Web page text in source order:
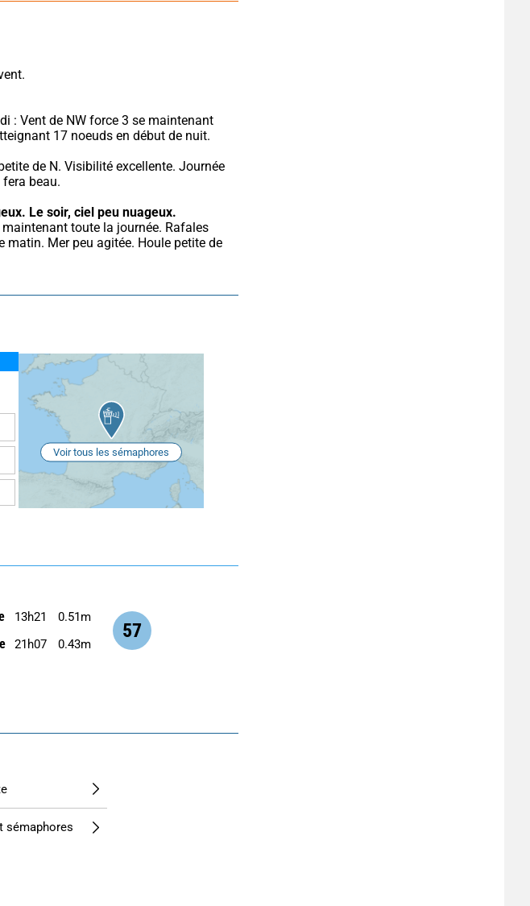
: Vent de NW force 3 se maintenant
17 noeuds en début de nuit.
de N. Visibilité excellente. Journée
beau.
Le soir, ciel peu nuageux.
matin. Mer peu agitée. Houle petite de
Voir tous les sémaphores
57
13h21 0.51m
21h07 0.43m
sémaphores